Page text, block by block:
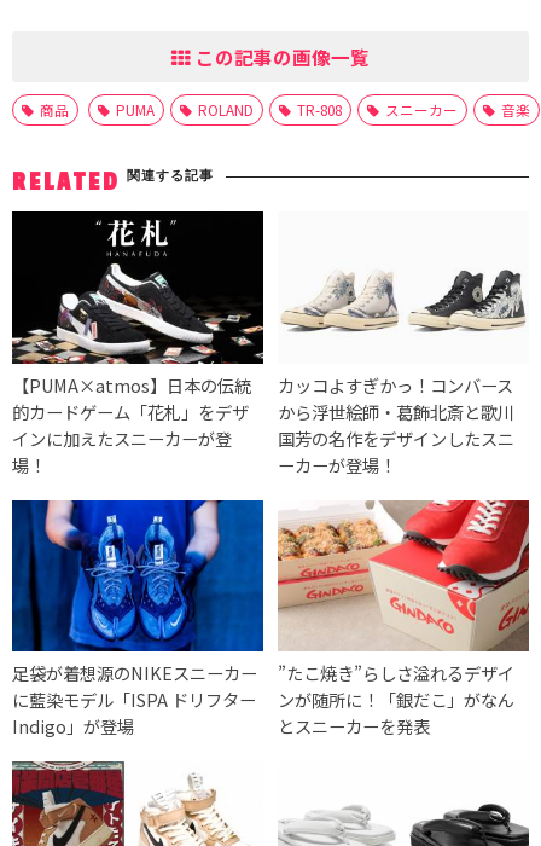
この記事の画像一覧
商品 PUMA ROLAND TR-808 スニーカー 音楽
RELATED 関連する記事
【PUMA×atmos】日本の伝統
的カードゲーム「花札」をデザ
インに加えたスニーカーが登
場！
カッコよすぎかっ！コンバース
から浮世絵師・葛飾北斎と歌川
国芳の名作をデザインしたスニ
ーカーが登場！
足袋が着想源のNIKEスニーカー
に藍染モデル「ISPA ドリフター
Indigo」が登場
”たこ焼き”らしさ溢れるデザイ
ンが随所に！「銀だこ」がなん
とスニーカーを発表